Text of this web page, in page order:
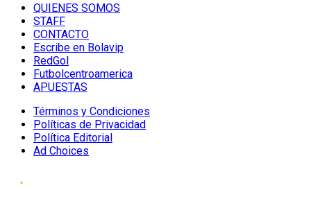
QUIENES SOMOS
STAFF
CONTACTO
Escribe en Bolavip
RedGol
Futbolcentroamerica
APUESTAS
Términos y Condiciones
Políticas de Privacidad
Política Editorial
Ad Choices